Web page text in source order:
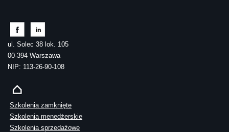
ul. Solec 38 lok. 105
00-394 Warszawa
NIP: 113-26-90-108
Szkolenia zamknięte
Szkolenia menedżerskie
Szkolenia sprzedażowe